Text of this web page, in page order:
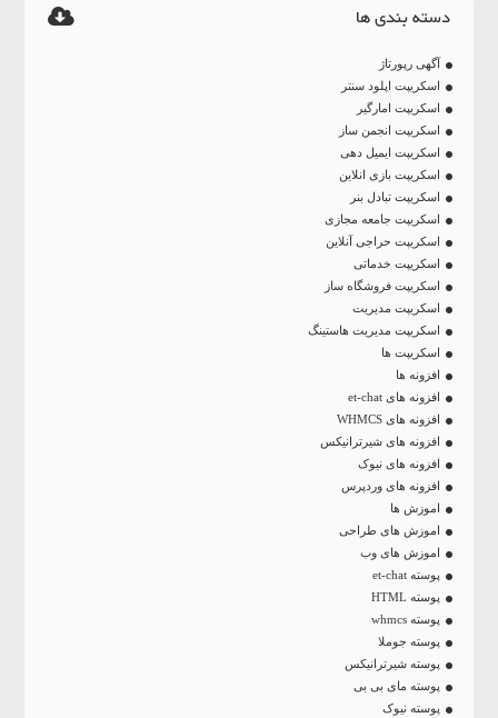
دسته بندی ها
آگهی رپورتاژ
اسکریپت اپلود سنتر
اسکریپت امارگیر
اسکریپت انجمن ساز
اسکریپت ایمیل دهی
اسکریپت بازی انلاین
اسکریپت تبادل بنر
اسکریپت جامعه مجازی
اسکریپت حراجی آنلاین
اسکریپت خدماتی
اسکریپت فروشگاه ساز
اسکریپت مدیریت
اسکریپت مدیریت هاستینگ
اسکریپت ها
افزونه ها
افزونه های et-chat
افزونه های WHMCS
افزونه های شیرترانیکس
افزونه های نیوک
افزونه های وردپرس
اموزش ها
اموزش های طراحی
اموزش های وب
پوسته et-chat
پوسته HTML
پوسته whmcs
پوسته جوملا
پوسته شیرترانیکس
پوسته مای بی بی
پوسته نیوک